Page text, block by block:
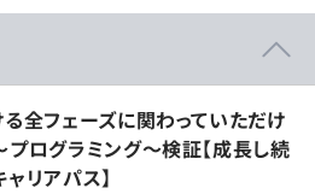
全フェーズに関わっていただけ
ログラミング〜検証【成長し続
リアパス】